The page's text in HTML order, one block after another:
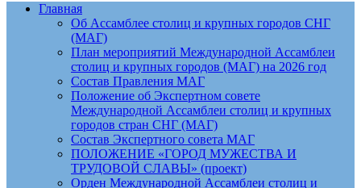
Главная
Об Ассамблее столиц и крупных городов СНГ
(МАГ)
План мероприятий Международной Ассамблеи
столиц и крупных городов (МАГ) на 2026 год
Состав Правления МАГ
Положение об Экспертном совете
Международной Ассамблеи столиц и крупных
городов стран СНГ (МАГ)
Состав Экспертного совета МАГ
ПОЛОЖЕНИЕ «ГОРОД МУЖЕСТВА И
ТРУДОВОЙ СЛАВЫ» (проект)
Орден Международной Ассамблеи столиц и